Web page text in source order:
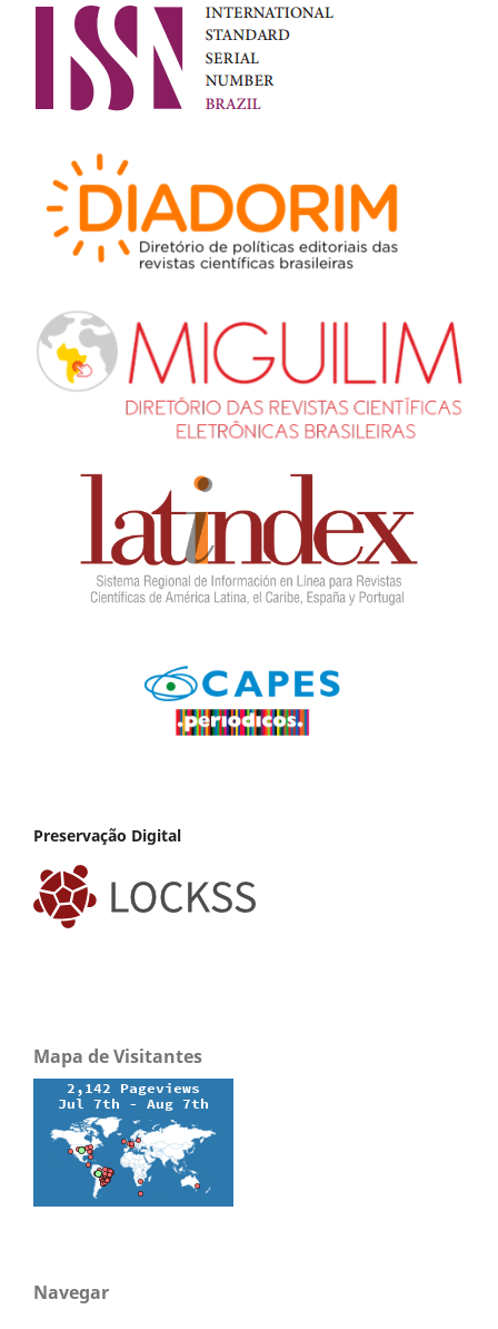
Preservação Digital
Mapa de Visitantes
Navegar